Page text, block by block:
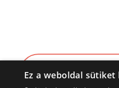
Ez a weboldal sütiket